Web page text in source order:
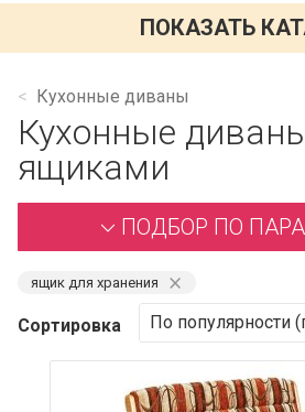
ПОКАЗАТЬ
Кухонные диваны
Кухонные
ящиками
ПОДБОР ПО
ящик для хранения ⨯
Сортировка